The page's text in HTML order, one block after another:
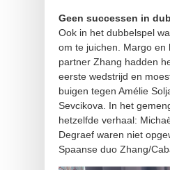
Geen successen in
Ook in het dubbelspel
om te juichen. Margo en
partner Zhang hadden
eerste wedstrijd en
buigen tegen Amélie
Sevcikova. In het
hetzelfde verhaal:
Degraef waren niet
Spaanse duo Zhang/